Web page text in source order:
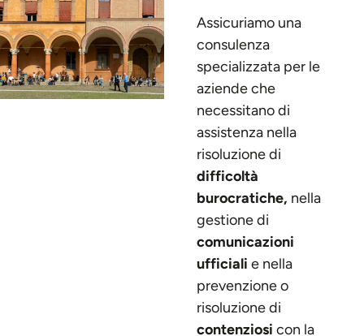
Assicuriamo una
consulenza
specializzata per le
aziende che
necessitano di
assistenza nella
risoluzione di
difficoltà
burocratiche, nella
gestione di
comunicazioni
ufficiali e nella
prevenzione o
risoluzione di
contenziosicon la